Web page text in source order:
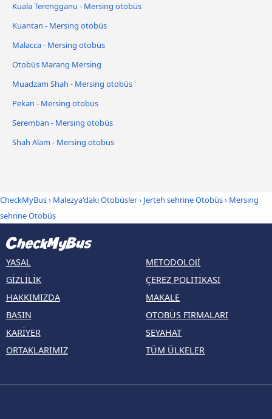
Kuala Terengganu - Mersing otobüs
Kuantan - Mersing otobüs
Malacca - Mersing otobüs
Otobüs Marang Mersing
Muadzam Shah - Mersing otobüs
Pekan - Mersing otobüs
Seremban - Mersing otobüs
Shah Alam - Mersing otobüs
CheckMyBus› Malezya'daki Otobüsler› Jerteh sehrine Otobüs› Mersing
sehrine Otobüs
YASAL
GIZLILIK
HAKKIMIZDA
BASIN
KARIYER
ORTAKLARIMIZ
METODOLOJI
ÇEREZ POLITIKASI
MAKALE
OTOBÜS FIRMALARI
SEYAHAT
TÜM ÜLKELER